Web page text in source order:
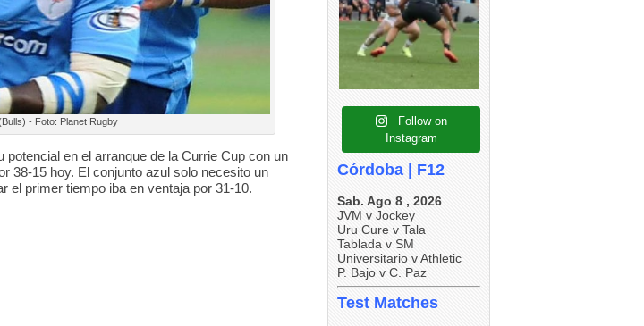
- Foto: Planet Rugby
en el arranque de la Currie Cup con un
38-15 hoy. El conjunto azul solo necesito un
el primer tiempo iba en ventaja por 31-10.
5 0
5 5 0
Follow on
Instagram
Córdoba | F12
Sab. Ago 8 , 2026
JVM v Jockey
Uru Cure v Tala
Tablada v SM
Universitario v Athletic
P. Bajo v C. Paz
Test Matches